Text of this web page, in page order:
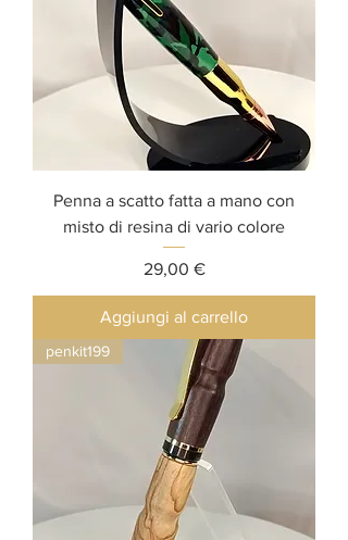
Penna a scatto fatta a mano con
misto di resina di vario colore
Prezzo
29,00 €
Aggiungi al carrello
penkit199